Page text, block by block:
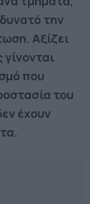
την
Αξίζει
που
του
έχουν